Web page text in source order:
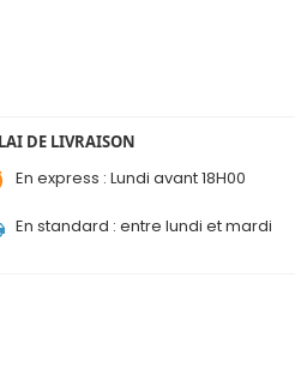
DE LIVRAISON
En express : Lundi avant 18H00
En standard : entre lundi et mardi